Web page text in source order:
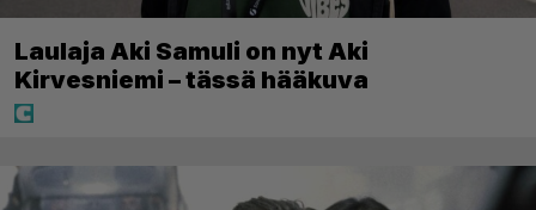
Laulaja Aki Samuli on nyt Aki
Kirvesniemi – tässä hääkuva